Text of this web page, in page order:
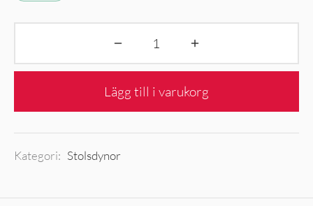
Lägg till i varukorg
Kategori: Stolsdynor